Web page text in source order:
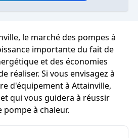
le marché des pompes à
importante du fait de
et des économies
réaliser. Si vous envisagez à
d'équipement à Attainville,
qui vous guidera à réussir
à chaleur.